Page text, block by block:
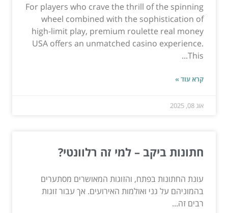
For players who crave the thrill of the spinning
wheel combined with the sophistication of
high-limit play, premium roulette real money
USA offers an unmatched casino experience.
This...
קרא עוד »
אוג 08, 2025
חתונות ביקב – למי זה רלוונטי?
עונת החתונות בפתח, והזוגות המאושרים מסתערים
בהמוניהם על גני ואולמות האירועים. אך עבור זוגות
רבים זה...